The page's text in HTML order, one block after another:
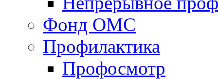
Фонд ОМС
Профилактика
Профосмотр